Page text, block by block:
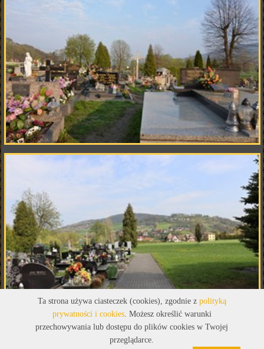
Ta strona używa ciasteczek (cookies), zgodnie z polityką
prywatności i cookies. Możesz określić warunki
przechowywania lub dostępu do plików cookies w Twojej
przeglądarce.